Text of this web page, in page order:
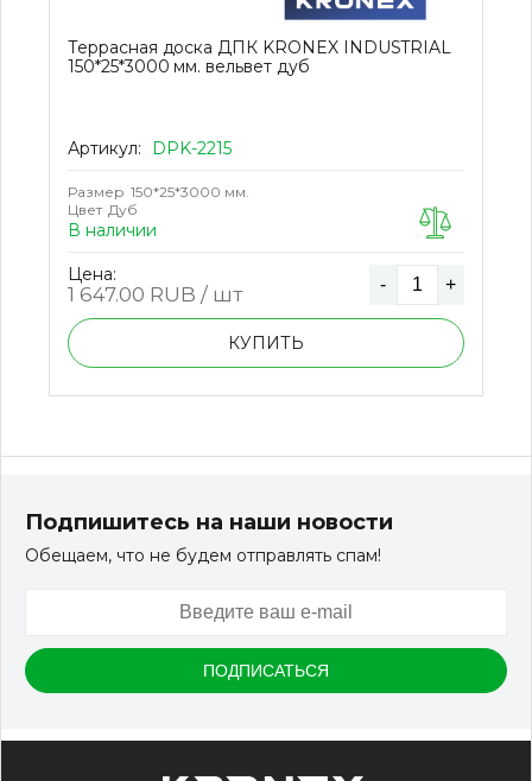
Террасная доска ДПК KRONEX INDUSTRIAL
150*25*3000 мм. вельвет дуб
Артикул: DPK-2215
Размер 150*25*3000 мм.
Цвет Дуб
В наличии
Цена:
1 647.00 RUB / шт - +
КУПИТЬ
Подпишитесь на наши новости
Обещаем, что не будем отправлять спам!